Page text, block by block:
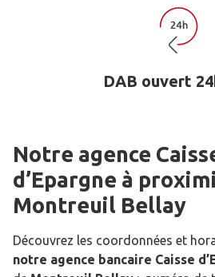
DAB ouvert
Notre agence
d’Epargne à
Montreuil Bellay
Découvrez les coordonnées et
notre agence bancaire Caisse